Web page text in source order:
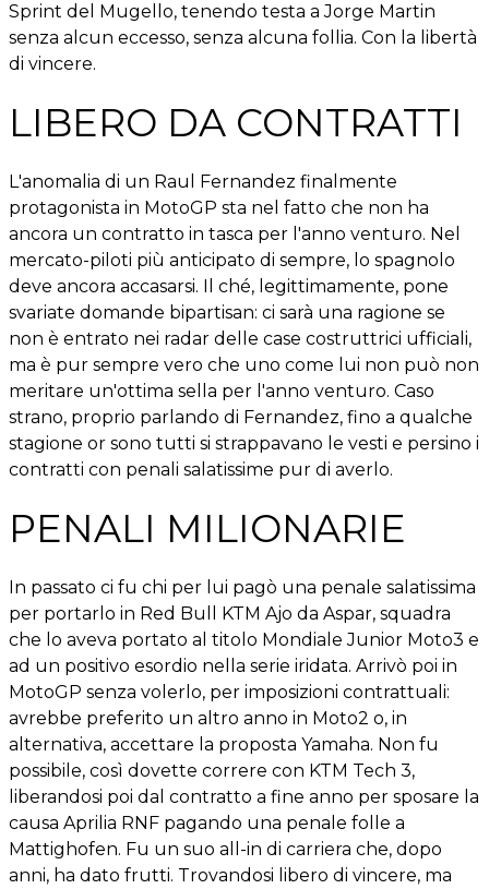
Sprint del Mugello, tenendo testa a Jorge Martin
senza alcun eccesso, senza alcuna follia. Con la libertà
di vincere.
LIBERO DA CONTRATTI
L'anomalia di un Raul Fernandez finalmente
protagonista in MotoGP sta nel fatto che non ha
ancora un contratto in tasca per l'anno venturo. Nel
mercato-piloti più anticipato di sempre, lo spagnolo
deve ancora accasarsi. Il ché, legittimamente, pone
svariate domande bipartisan: ci sarà una ragione se
non è entrato nei radar delle case costruttrici ufficiali,
ma è pur sempre vero che uno come lui non può non
meritare un'ottima sella per l'anno venturo. Caso
strano, proprio parlando di Fernandez, fino a qualche
stagione or sono tutti si strappavano le vesti e persino i
contratti con penali salatissime pur di averlo.
PENALI MILIONARIE
In passato ci fu chi per lui pagò una penale salatissima
per portarlo in Red Bull KTM Ajo da Aspar, squadra
che lo aveva portato al titolo Mondiale Junior Moto3 e
ad un positivo esordio nella serie iridata. Arrivò poi in
MotoGP senza volerlo, per imposizioni contrattuali:
avrebbe preferito un altro anno in Moto2 o, in
alternativa, accettare la proposta Yamaha. Non fu
possibile, così dovette correre con KTM Tech 3,
liberandosi poi dal contratto a fine anno per sposare la
causa Aprilia RNF pagando una penale folle a
Mattighofen. Fu un suo all-in di carriera che, dopo
anni, ha dato frutti. Trovandosi libero di vincere, ma